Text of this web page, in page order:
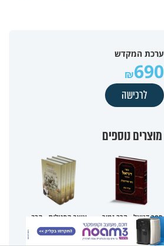
ערכת המקדש
690
לרכישה
מוצרים נוספים
ספר דניאל - הרב זמיר
אוצר הסגולות - הרב
יצחק בצרי